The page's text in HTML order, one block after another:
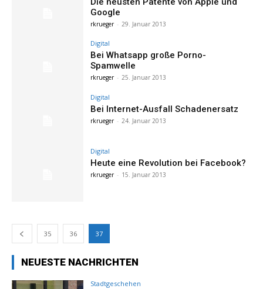
Google
rkrueger - 29. Januar 2013
Digital
Bei Whatsapp große Porno-
Spamwelle
rkrueger - 25. Januar 2013
Digital
Bei Internet-Ausfall Schadenersatz
rkrueger - 24. Januar 2013
Digital
Heute eine Revolution bei Facebook?
rkrueger - 15. Januar 2013
35 36 37
NEUESTE NACHRICHTEN
Stadtgeschehen